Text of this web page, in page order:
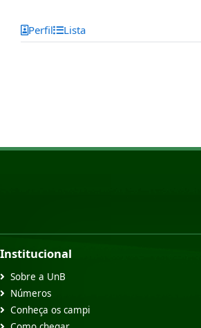
Perfil Lista
Institucional
Sobre a UnB
Números
Conheça os campi